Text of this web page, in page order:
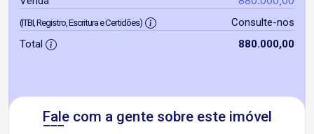
(ITBI, Registro, Escritura e Certidões)
Consulte-nos
Total
880.000,00
Fale com a gente sobre este imóvel